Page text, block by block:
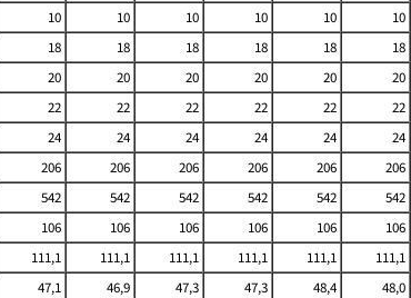
10 10 10 10 10
10
18 18 18 18 18
18
20 20 20 20 20
20
22 22 22 22 22
22
24 24 24 24 24
24
206 206 206 206 206
206
542 542 542 542 542
542
106 106 106 106 106
106
111,1 111,1 111,1 111,1 111,1
111,1
47,1 46,9 47,3 47,3 48,4 48,0